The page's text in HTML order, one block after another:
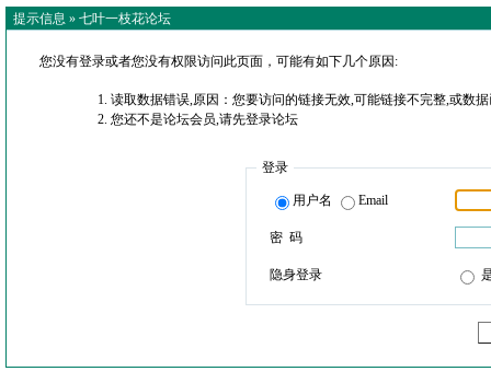
提示信息 » 七叶一枝花论坛
您没有登录或者您没有权限访问此页面，可能有如下几个原因:
读取数据错误,原因：您要访问的链接无效,可能链接不完整,或数
您还不是论坛会员,请先登录论坛
登录
用户名 Email
密 码
隐身登录